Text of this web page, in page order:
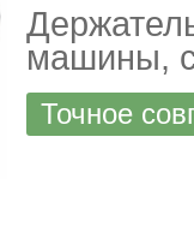
машины,
Точное